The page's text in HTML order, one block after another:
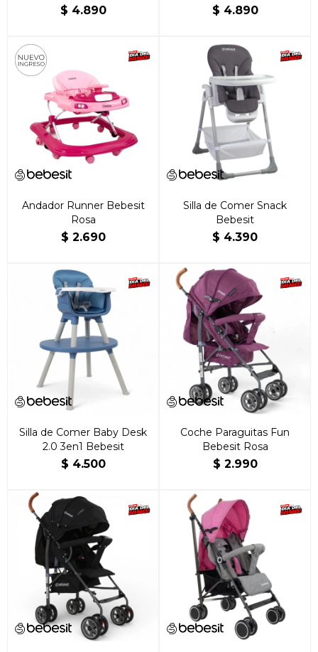
Verde
$ 4.890
Negro
$ 4.890
Andador Runner Bebesit
Rosa
$ 2.690
Silla de Comer Snack
Bebesit
$ 4.390
Silla de Comer Baby Desk
2.0 3en1 Bebesit
$ 4.500
Coche Paraguitas Fun
Bebesit Rosa
$ 2.990